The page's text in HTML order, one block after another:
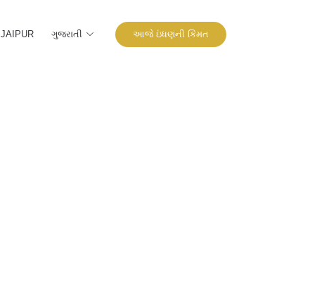
JAIPUR ગુજરાતી આજે ઇંધણની કિંમત